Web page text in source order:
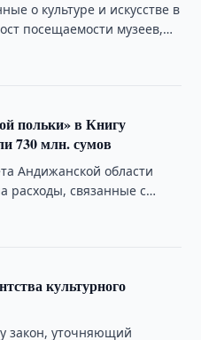
о культуре и искусстве в
посещаемости музеев,
польки» в Книгу
730 млн. сумов
Андижанской области
расходы, связанные с
культурного
закон, уточняющий